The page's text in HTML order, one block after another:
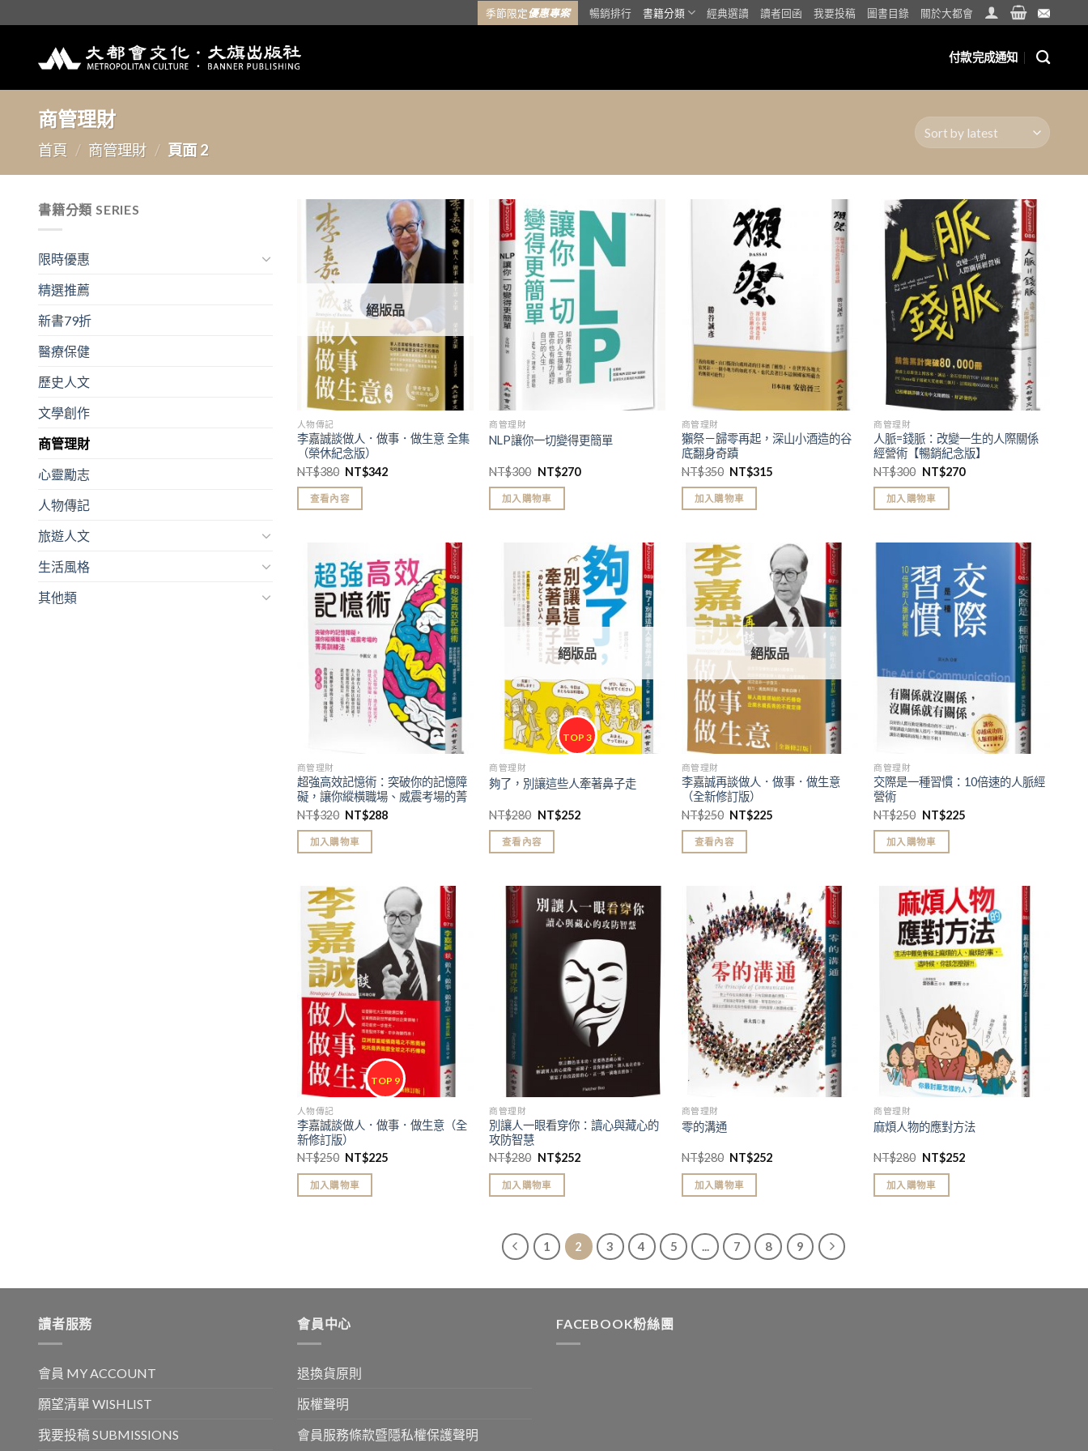
to
季節限定優惠專案 暢銷排行 書籍分類 經典選讀 讀者回函 我要投稿 圖書目錄 關於大都會
付款完成通知
商管理財
首頁 / 商管理財 / 頁面 2
書籍分類 SERIES
限時優惠
精選推薦
新書79折
醫療保健
歷史人文
文學創作
商管理財
心靈勵志
人物傳記
旅遊人文
生活風格
其他類
加入
「願
望清
單」
絕版品
人物傳記
李嘉誠談做人．做事．做生意 全集
（榮休紀念版）
NT$380 NT$342
查看內容
商管理財
NLP讓你一切變得更簡單
NT$300 NT$270
加入購物車
加入
「願
望清
單」
商管理財
獺祭－歸零再起，深山小酒造的谷
底翻身奇蹟
NT$350 NT$315
加入購物車
加入
「願
望清
單」
商管理財
人脈=錢脈：改變一生的人際關係
經營術【暢銷紀念版】
NT$300 NT$270
加入購物車
加入
「願
望清
單」
商管理財
超強高效記憶術：突破你的記憶障
礙，讓你縱橫職場、威震考場的菁
英訓練法
NT$320 NT$288
加入購物車
加入
「願
望清
單」
絕版品
TOP 3
商管理財
夠了，別讓這些人牽著鼻子走
NT$280 NT$252
查看內容
加入
「願
望清
單」
絕版品
商管理財
李嘉誠再談做人．做事．做生意
（全新修訂版）
NT$250 NT$225
查看內容
加入
「願
望清
單」
商管理財
交際是一種習慣：10倍速的人脈經
營術
NT$250 NT$225
加入購物車
加入
「願
望清
單」
TOP 9
人物傳記
李嘉誠談做人．做事．做生意（全
新修訂版）
NT$250 NT$225
加入購物車
加入
商管理財
別讓人一眼看穿你：讀心與藏心的
攻防智慧
NT$280 NT$252
加入購物車
加入
「願
望清
單」
商管理財
零的溝通
NT$280 NT$252
加入購物車
「願
望清
單」
商管理財
麻煩人物的應對方法
NT$280 NT$252
加入購物車
1 2 3 4 5 ... 7 8 9
讀者服務
會員 MY ACCOUNT
願望清單 WISHLIST
我要投稿 SUBMISSIONS
會員中心
退換貨原則
版權聲明
會員服務條款暨隱私權保護聲明
FACEBOOK粉絲團